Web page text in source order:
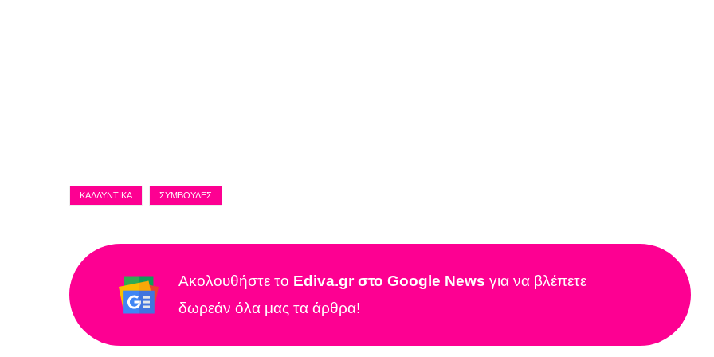
ΚΑΛΛΥΝΤΙΚΆ ΣΥΜΒΟΥΛΈΣ
Ακολουθήστε το Ediva.gr στο Google News για να βλέπετε
δωρεάν όλα μας τα άρθρα!